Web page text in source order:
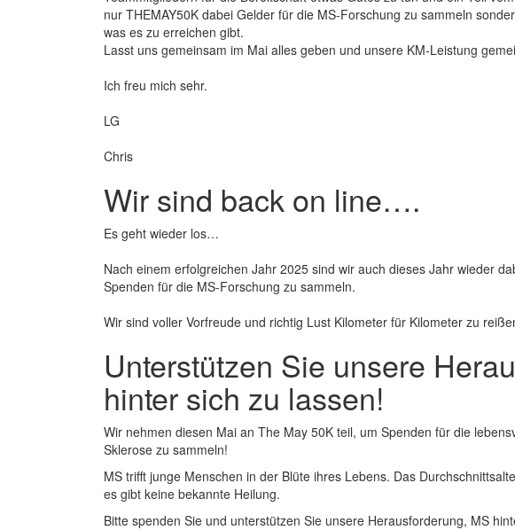
nur THEMAY50K dabei Gelder für die MS-Forschung zu sammeln
was es zu erreichen gibt.
Lasst uns gemeinsam im Mai alles geben und unsere KM-Leistung
Ich freu mich sehr.
LG
Chris
Wir sind back on line….
Es geht wieder los…
Nach einem erfolgreichen Jahr 2025 sind wir auch dieses Jahr wieder
Spenden für die MS-Forschung zu sammeln.
Wir sind voller Vorfreude und richtig Lust Kilometer für Kilometer zu
Unterstützen Sie unsere
hinter sich zu lassen!
Wir nehmen diesen Mai an The May 50K teil, um Spenden für die
Sklerose zu sammeln!
MS trifft junge Menschen in der Blüte ihres Lebens. Das
es gibt keine bekannte Heilung.
Bitte spenden Sie und unterstützen Sie unsere Herausforderung, MS